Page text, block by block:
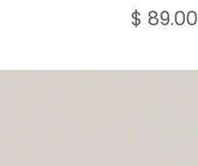
$ 89.00